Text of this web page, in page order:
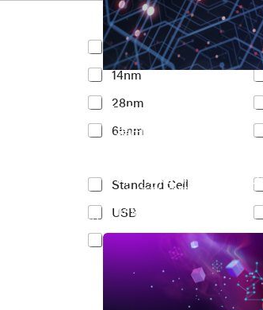
Accelerate
M31’s vision is to be
車用電子
高效能運算與數據中心
5G行動運算
存儲應用
媒體中心
Y
o
u
r
I
n
t
e
s
t
d
<7nm
14nm
28nm
65nm
Y
o
u
r
I
Standard Cell
USB